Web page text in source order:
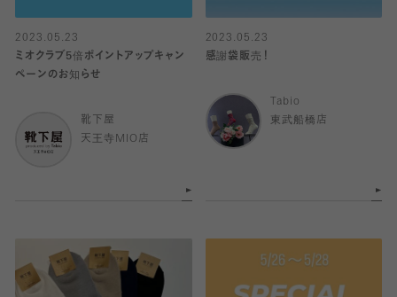
2023.05.23
ミオクラブ5倍ポイントアップキャン
ペーンのお知らせ
靴下屋
天王寺MIO店
2023.05.23
感謝袋販売！
Tabio
東武船橋店